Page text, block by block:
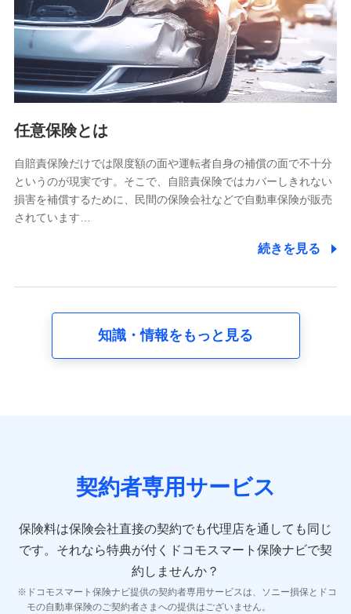
基本情報
氏名、電話番号、メールアドレス、お客さまの識別子、
属性、連絡先、dポイントサービスのご利用に関する情
報。例として、dポイントカード番号、性別、年齢、家族
構成、住所、dポイント残高、dポイント利用履歴などが
含まれます。
当社又は株式会社NTTドコモが提供する各種サービスな
又は株式会社NTTドコモが提供する各種サービスのご契
約状態・ご利用履歴インターネット利用時の行動に関す
る情報、アプリケーション利用時の行動に関する情報、
購入されたサービスや商品の名称・購入場所・決済に関
する情報、アンケートの回答に関する情報などが含まれ
の内容、保険料、保険料のお支払方法、車のメーカーや
走行距離などの情報、建物の構造や築年数などの情報、
険契約に関する情報。例として、保険契約者及び被保険
者の氏名、住所、生年月日、性別、保険契約者と被保険
報、建物の構造や築年数などの情報、ペットの種類や年
齢などの情報などが含まれます。
【共同して利用する者の範囲】
当社
任意保険とは
自賠責保険だけでは限度額の面や運転者自身の補償の面で不十分
というのが現実です。そこで、自賠責保険ではカバーしきれない
損害を補償するために、民間の保険会社などで自動車保険が販売
されています…
続きを見る
知識・情報をもっと見る
契約者専用サービス
保険料は保険会社直接の契約でも代理店を通しても同じ
です。 それなら特典が付くドコモスマート保険ナビで契
約しませんか？
ドコモスマート保険ナビ提供の契約者専用サービスは、ソニー損保とドコ
モの自動車保険のご契約者さまへの提供はございません。